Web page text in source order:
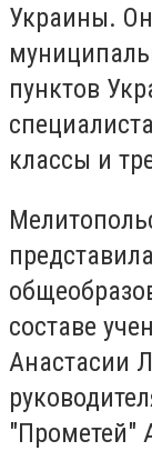
Украины.
пунктов
классы и
составе
Анастасии
"Прометей"